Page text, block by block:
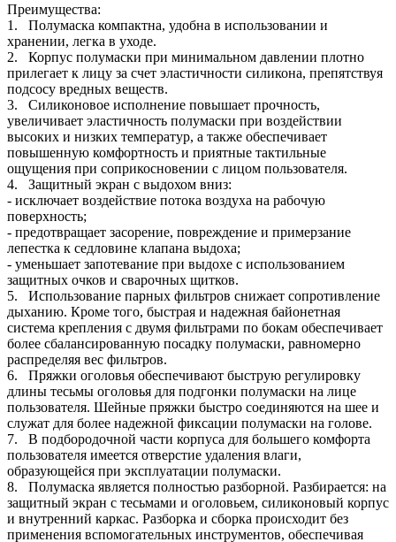
Преимущества:
1. Полумаска компактна, удобна в использовании и
хранении, легка в уходе.
2. Корпус полумаски при минимальном давлении плотно
прилегает к лицу за счет эластичности силикона, препятствуя
подсосу вредных веществ.
3. Силиконовое исполнение повышает прочность,
увеличивает эластичность полумаски при воздействии
высоких и низких температур, а также обеспечивает
повышенную комфортность и приятные тактильные
ощущения при соприкосновении с лицом пользователя.
4. Защитный экран с выдохом вниз:
- исключает воздействие потока воздуха на рабочую
поверхность;
- предотвращает засорение, повреждение и примерзание
лепестка к седловине клапана выдоха;
- уменьшает запотевание при выдохе с использованием
защитных очков и сварочных щитков.
5. Использование парных фильтров снижает сопротивление
дыханию. Кроме того, быстрая и надежная байонетная
система крепления с двумя фильтрами по бокам обеспечивает
более сбалансированную посадку полумаски, равномерно
распределяя вес фильтров.
6. Пряжки оголовья обеспечивают быструю регулировку
длины тесьмы оголовья для подгонки полумаски на лице
пользователя. Шейные пряжки быстро соединяются на шее и
служат для более надежной фиксации полумаски на голове.
7. В подбородочной части корпуса для большего комфорта
пользователя имеется отверстие удаления влаги,
образующейся при эксплуатации полумаски.
8. Полумаска является полностью разборной. Разбирается: на
защитный экран с тесьмами и оголовьем, силиконовый корпус
и внутренний каркас. Разборка и сборка происходит без
применения вспомогательных инструментов, обеспечивая